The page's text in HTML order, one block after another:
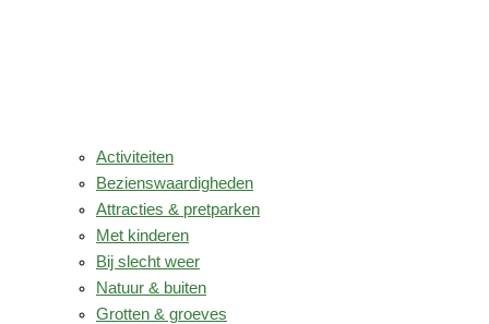
Activiteiten
Bezienswaardigheden
Attracties & pretparken
Met kinderen
Bij slecht weer
Natuur & buiten
Grotten & groeves